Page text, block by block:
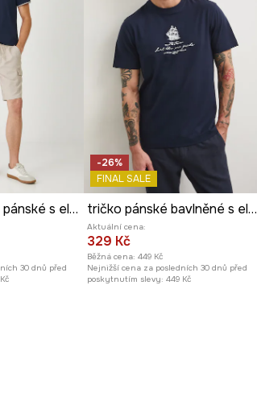
Bavlněné tričko pánské s elastanem, bez vzoru
30 dnů před
-26%
FINAL SALE
tričko pánské bavlněné s elastanem
Aktuální cena:
329 Kč
Běžná cena: 449 Kč
Nejnižší cena za posledních 30 dnů před
poskytnutím slevy: 449 Kč